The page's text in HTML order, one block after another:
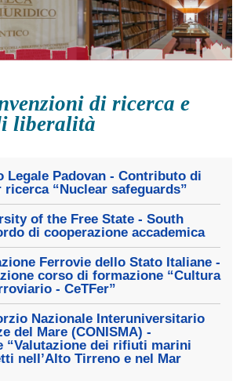
di ricerca e
liberalità
Legale Padovan - Contributo di
“Nuclear safeguards”
of the Free State - South
di cooperazione accademica
Ferrovie dello Stato Italiane -
corso di formazione “Cultura
- CeTFer”
Nazionale Interuniversitario
del Mare (CONISMA) -
“Valutazione dei rifiuti marini
nell’Alto Tirreno e nel Mar